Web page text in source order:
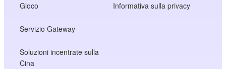
Gioco
Servizio Gateway
Soluzioni incentrate sulla
Cina
Informativa sulla privacy